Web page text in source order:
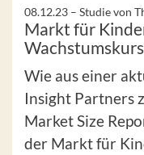
08.12.23 – Studie von
Markt für
Wachstumskurs
Wie aus einer
Insight Partners
Market Size
der Markt für